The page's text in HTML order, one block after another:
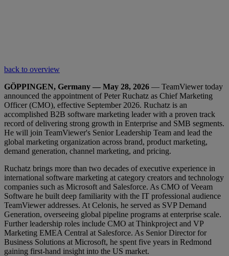
back to overview
GÖPPINGEN, Germany — May 28, 2026 — TeamViewer today
announced the appointment of Peter Ruchatz as Chief Marketing
Officer (CMO), effective September 2026. Ruchatz is an
accomplished B2B software marketing leader with a proven track
record of delivering strong growth in Enterprise and SMB segments.
He will join TeamViewer's Senior Leadership Team and lead the
global marketing organization across brand, product marketing,
demand generation, channel marketing, and pricing.
Ruchatz brings more than two decades of executive experience in
international software marketing at category creators and technology
companies such as Microsoft and Salesforce. As CMO of Veeam
Software he built deep familiarity with the IT professional audience
TeamViewer addresses. At Celonis, he served as SVP Demand
Generation, overseeing global pipeline programs at enterprise scale.
Further leadership roles include CMO at Thinkproject and VP
Marketing EMEA Central at Salesforce. As Senior Director for
Business Solutions at Microsoft, he spent five years in Redmond
gaining first-hand insight into the US market.